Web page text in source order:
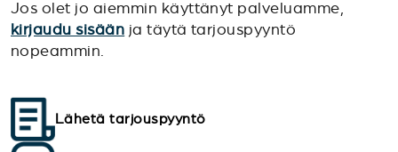
Jos olet jo aiemmin käyttänyt palveluamme,
kirjaudu sisään ja täytä tarjouspyyntö
nopeammin.
Lähetä tarjouspyyntö